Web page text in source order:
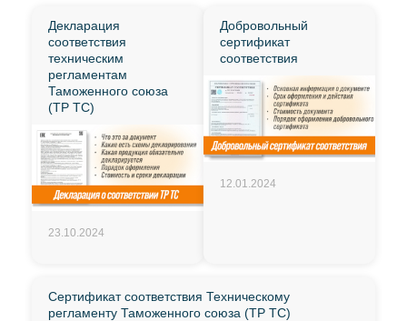
Декларация
соответствия
техническим
регламентам
Таможенного союза
(ТР ТС)
23.10.2024
Добровольный
сертификат
соответствия
12.01.2024
Сертификат соответствия Техническому
регламенту Таможенного союза (ТР ТС)